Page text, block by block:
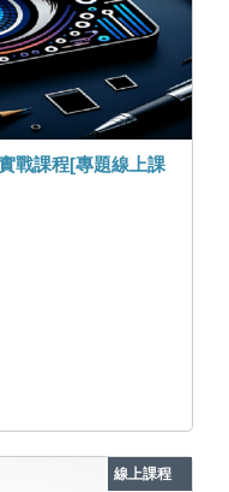
戰課程[專題線上課
線上課程